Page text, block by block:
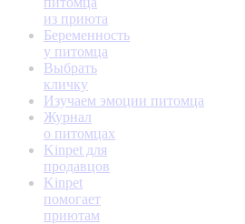
из приюта
Беременность
у питомца
Выбрать
кличку
Изучаем эмоции питомца
Журнал
о питомцах
Kinpet для
продавцов
Kinpet
помогает
приютам